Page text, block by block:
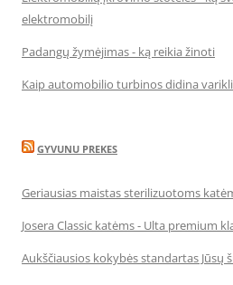
elektromobilį
Padangų žymėjimas - ką reikia žinoti
Kaip automobilio turbinos didina
GYVUNU PREKES
Geriausias maistas sterilizuotoms
Josera Classic katėms - Ulta premium
Aukščiausios kokybės standartas Jūsų